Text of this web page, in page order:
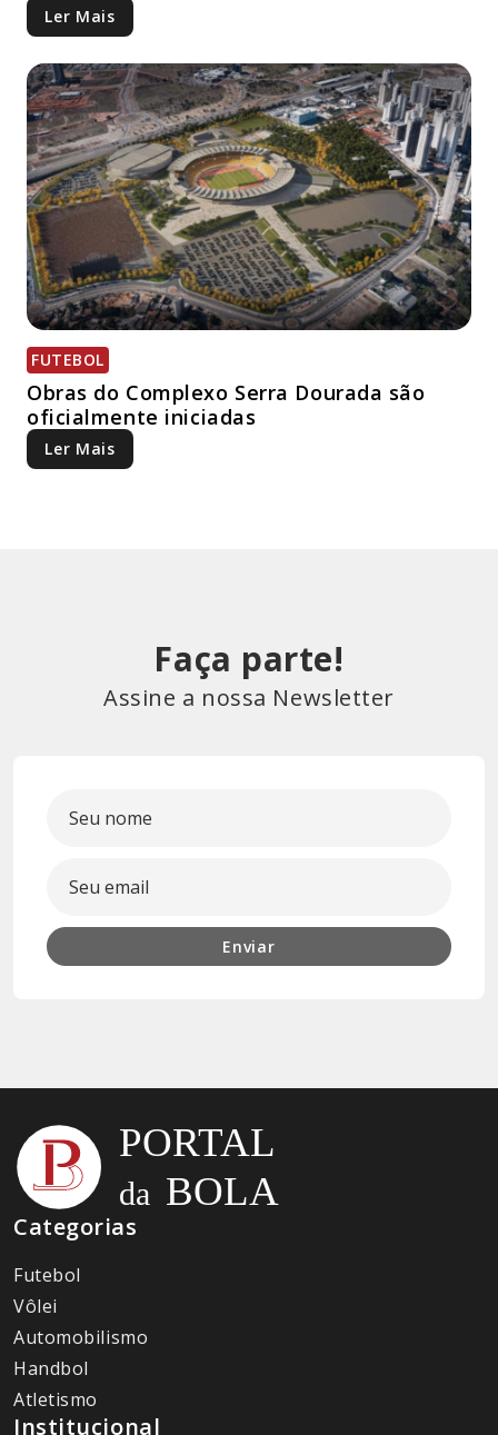
Ler Mais
FUTEBOL
Obras do Complexo Serra Dourada são
oficialmente iniciadas
Ler Mais
Faça parte!
Assine a nossa Newsletter
Enviar
Categorias
Futebol
Vôlei
Automobilismo
Handbol
Atletismo
Institucional